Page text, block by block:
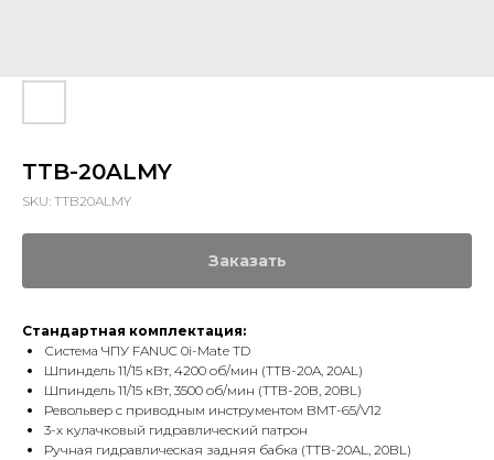
TTB-20ALMY
SKU: TTB20ALMY
Заказать
Стандартная комплектация:
Система ЧПУ FANUC 0i-Mate TD
Шпиндель 11/15 кВт, 4200 об/мин (TTB-20A, 20AL)
Шпиндель 11/15 кВт, 3500 об/мин (TTB-20B, 20BL)
Револьвер с приводным инструментом BMT-65/V12
3-х кулачковый гидравлический патрон
Ручная гидравлическая задняя бабка (TTB-20AL, 20BL)